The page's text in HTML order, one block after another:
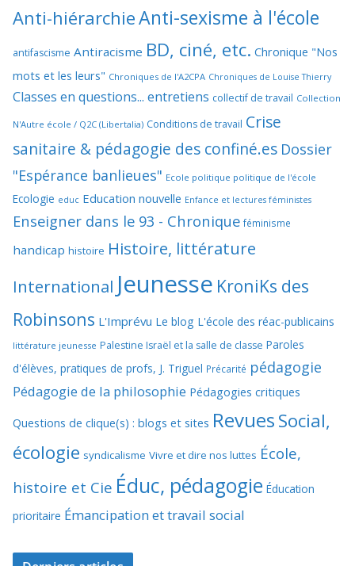
Anti-hiérarchieAnti-sexisme à l'école
antifascisme Antiracisme BD, ciné, etc. Chronique "Nos
mots et les leurs" Chroniques de l'A2CPA Chroniques de Louise Thierry
Classes en questions... entretiens collectif de travail Collection
N'Autre école / Q2C (Libertalia) Conditions de travail Crise
sanitaire & pédagogie des confiné.es Dossier
"Espérance banlieues" Ecole politique politique de l'école
Ecologie educ Education nouvelle Enfance et lectures féministes
Enseigner dans le 93 - Chronique féminisme
handicap histoire Histoire, littérature
International Jeunesse KroniKs des
Robinsons L'Imprévu Le blog L'école des réac-publicains
littérature jeunesse Palestine Israël et la salle de classe Paroles
d'élèves, pratiques de profs, J. Triguel Précarité pédagogie
Pédagogie de la philosophie Pédagogies critiques
Questions de clique(s) : blogs et sites RevuesSocial,
écologie syndicalisme Vivre et dire nos luttes École,
histoire et Cie Éduc, pédagogie Éducation
prioritaire Émancipation et travail social